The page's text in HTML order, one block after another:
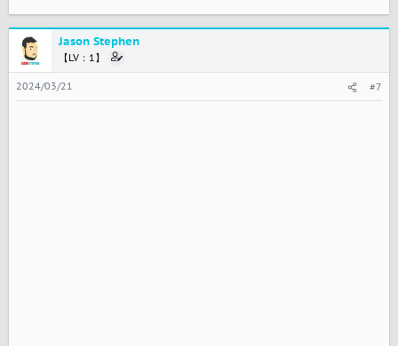
Jason Stephen
【LV：1】
2024/03/21 #7